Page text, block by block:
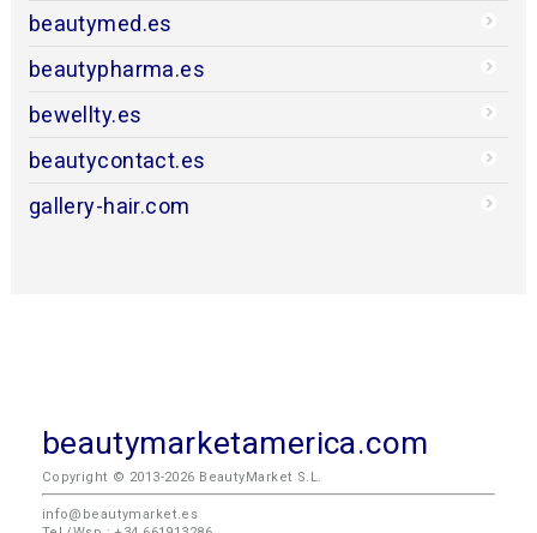
beautymed.es
beautypharma.es
bewellty.es
beautycontact.es
gallery-hair.com
beautymarketamerica.com
Copyright © 2013-2026 BeautyMarket S.L.
info@beautymarket.es